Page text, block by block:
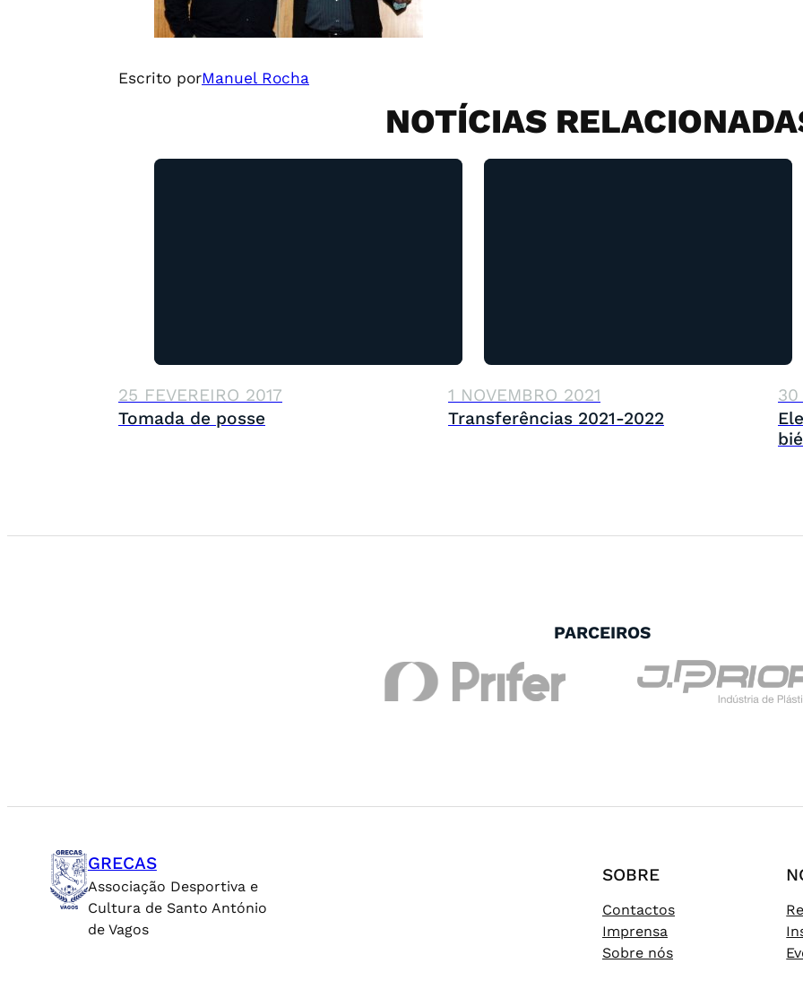
Escrito porManuel Rocha
NOTÍCIAS
25 FEVEREIRO 2017
Tomada de posse
1 NOVEMBRO 2021
Transferências 2021-2022
30
PARCEIROS
GRECAS
Associação Desportiva e
Cultura de Santo António
de Vagos
SOBRE
Contactos
Imprensa
Sobre nós